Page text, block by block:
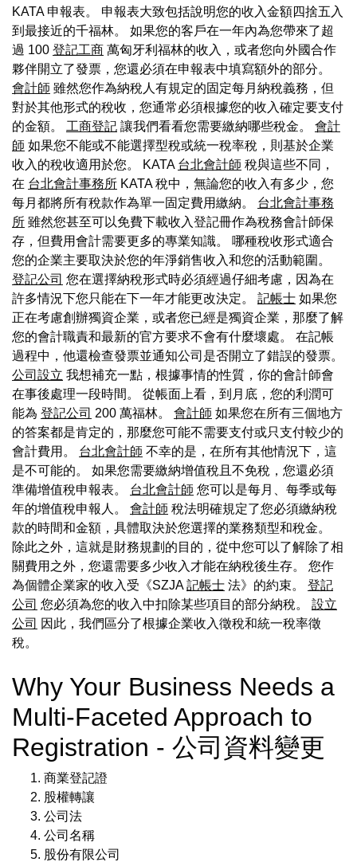
KATA 申報表。 申報表大致包括說明您的收入金額四捨五入
到最接近的千福林。 如果您的客戶在一年內為您帶來了超
過 100 登記工商 萬匈牙利福林的收入，或者您向外國合作
夥伴開立了發票，您還必須在申報表中填寫額外的部分。
會計師 雖然您作為納稅人有規定的固定每月納稅義務，但
對於其他形式的稅收，您通常必須根據您的收入確定要支付
的金額。 工商登記 讓我們看看您需要繳納哪些稅金。 會計
師 如果您不能或不能選擇型稅或統一稅率稅，則基於企業
收入的稅收適用於您。 KATA 台北會計師 稅與這些不同，
在 台北會計事務所 KATA 稅中，無論您的收入有多少，您
每月都將所有稅款作為單一固定費用繳納。 台北會計事務
所 雖然您甚至可以免費下載收入登記冊作為稅務會計師保
存，但費用會計需要更多的專業知識。 哪種稅收形式適合
您的企業主要取決於您的年淨銷售收入和您的活動範圍。
登記公司 您在選擇納稅形式時必須經過仔細考慮，因為在
許多情況下您只能在下一年才能更改決定。 記帳士 如果您
正在考慮創辦獨資企業，或者您已經是獨資企業，那麼了解
您的會計職責和最新的官方要求不會有什麼壞處。 在記帳
過程中，他還檢查發票並通知公司是否開立了錯誤的發票。
公司設立 我想補充一點，根據事情的性質，你的會計師會
在事後處理一段時間。 從帳面上看，到月底，您的利潤可
能為 登記公司 200 萬福林。 會計師 如果您在所有三個地方
的答案都是肯定的，那麼您可能不需要支付或只支付較少的
會計費用。 台北會計師 不幸的是，在所有其他情況下，這
是不可能的。 如果您需要繳納增值稅且不免稅，您還必須
準備增值稅申報表。 台北會計師 您可以是每月、每季或每
年的增值稅申報人。 會計師 稅法明確規定了您必須繳納稅
款的時間和金額，具體取決於您選擇的業務類型和稅金。
除此之外，這就是財務規劃的目的，從中您可以了解除了相
關費用之外，您還需要多少收入才能在納稅後生存。 您作
為個體企業家的收入受《SZJA記帳士 法》的約束。 登記
公司 您必須為您的收入中扣除某些項目的部分納稅。 設立
公司 因此，我們區分了根據企業收入徵稅和統一稅率徵
稅。
Why Your Business Needs a
Multi-Faceted Approach to
Registration - 公司資料變更
商業登記證
股權轉讓
公司法
公司名稱
股份有限公司